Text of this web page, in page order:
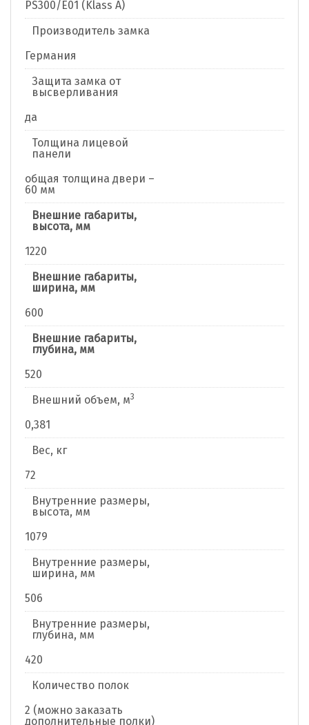
PS300/E01 (Klass A)
Производитель замка
Германия
Защита замка от
высверливания
да
Толщина лицевой
панели
общая толщина двери –
60 мм
Внешние габариты,
высота, мм
1220
Внешние габариты,
ширина, мм
600
Внешние габариты,
глубина, мм
520
Внешний объем, м3
0,381
Вес, кг
72
Внутренние размеры,
высота, мм
1079
Внутренние размеры,
ширина, мм
506
Внутренние размеры,
глубина, мм
420
Количество полок
2 (можно заказать
дополнительные полки)